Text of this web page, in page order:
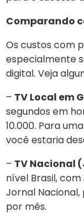
Comparando
Os custos com
especialmente
digital. Veja
– TV Local em
segundos em
10.000. Para
você estaria
– TV Nacional
nível Brasil,
Jornal Nacional,
por mês.